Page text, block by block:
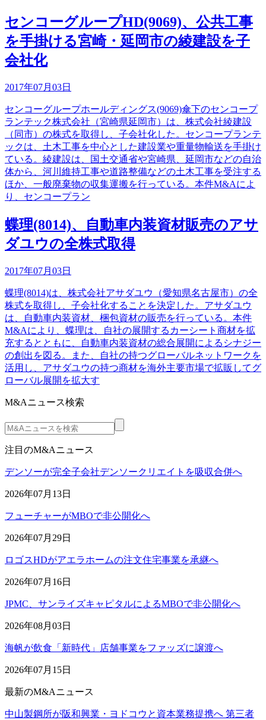
センコーグループHD(9069)、公共工事
を手掛ける宮崎・延岡市の綾建設を子
会社化
2017年07月03日
センコーグループホールディングス(9069)傘下のセンコープ
ランテック株式会社（宮崎県延岡市）は、株式会社綾建設
（同市）の株式を取得し、子会社化した。センコープランテ
ックは、土木工事を中心とした建設業や重量物輸送を手掛け
ている。綾建設は、国土交通省や宮崎県、延岡市などの自治
体から、河川維持工事や道路整備などの土木工事を受注する
ほか、一般廃棄物の収集運搬を行っている。本件M&Aによ
り、センコープラン
蝶理(8014)、自動車内装資材販売のアサ
ダユウの全株式取得
2017年07月03日
蝶理(8014)は、株式会社アサダユウ（愛知県名古屋市）の全
株式を取得し、子会社化することを決定した。アサダユウ
は、自動車内装資材、梱包資材の販売を行っている。本件
M&Aにより、蝶理は、自社の展開するカーシート商材を拡
充するとともに、自動車内装資材の総合展開によるシナジー
の創出を図る。また、自社の持つグローバルネットワークを
活用し、アサダユウの持つ商材を海外主要市場で拡販してグ
ローバル展開を拡大す
M&Aニュース検索
注目のM&Aニュース
デンソーが完全子会社デンソークリエイトを吸収合併へ
2026年07月13日
フューチャーがMBOで非公開化へ
2026年07月29日
ロゴスHDがアエラホームの注文住宅事業を承継へ
2026年07月16日
JPMC、サンライズキャピタルによるMBOで非公開化へ
2026年08月03日
海帆が飲食「新時代」店舗事業をファッズに譲渡へ
2026年07月15日
最新のM&Aニュース
中山製鋼所が阪和興業・ヨドコウと資本業務提携へ 第三者